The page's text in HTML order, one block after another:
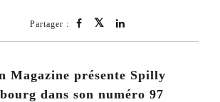
Partager :
Magazine présente Spilly
dans son numéro 97